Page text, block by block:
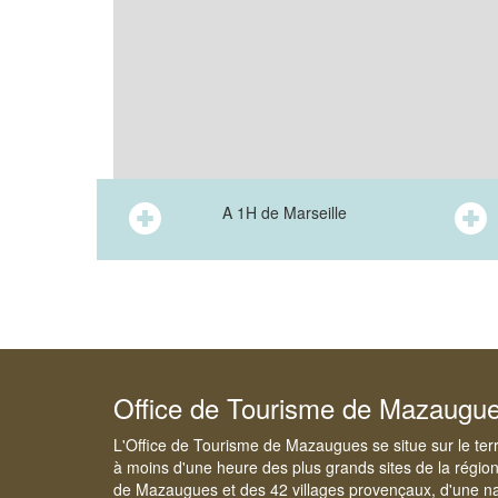
A 1H de Marseille
Office de Tourisme de
L'Office de Tourisme de Mazaugues se situe sur le
à moins d'une heure des plus grands sites de la
de Mazaugues et des 42 villages provençaux, d'une